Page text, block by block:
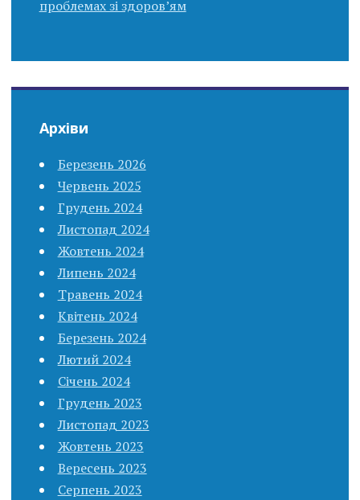
проблемах зі здоров’ям
Архіви
Березень 2026
Червень 2025
Грудень 2024
Листопад 2024
Жовтень 2024
Липень 2024
Травень 2024
Квітень 2024
Березень 2024
Лютий 2024
Січень 2024
Грудень 2023
Листопад 2023
Жовтень 2023
Вересень 2023
Серпень 2023